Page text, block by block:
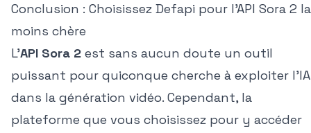
Conclusion : Choisissez Defapi pour l'API Sora 2 la
moins chère
L'API Sora 2 est sans aucun doute un outil
puissant pour quiconque cherche à exploiter l'IA
dans la génération vidéo. Cependant, la
plateforme que vous choisissez pour y accéder